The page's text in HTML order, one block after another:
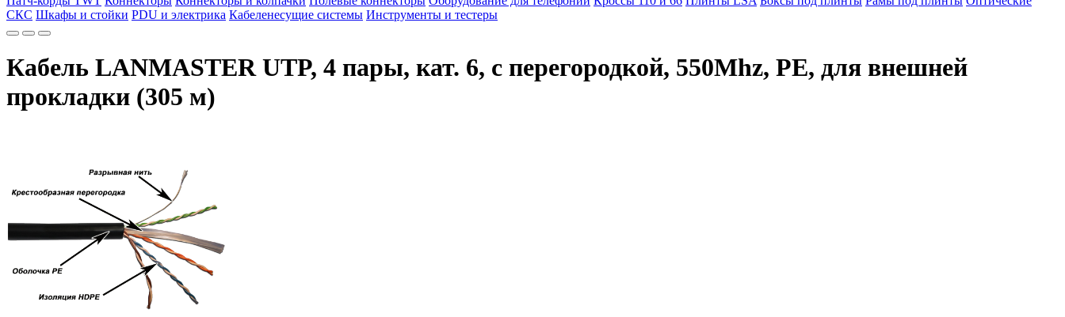
СКС Шкафы и стойки PDU и электрика Кабеленесущие системы Инструменты и тестеры
Кабель LANMASTER UTP, 4 пары, кат. 6, с перегородкой, 550Mhz, PE, для внешней
прокладки (305 м)